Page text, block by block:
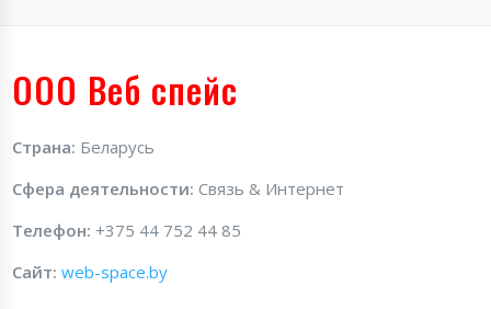
ООО Веб спейс
Страна: Беларусь
Сфера деятельности: Связь & Интернет
Телефон: +375 44 752 44 85
Сайт: web-space.by